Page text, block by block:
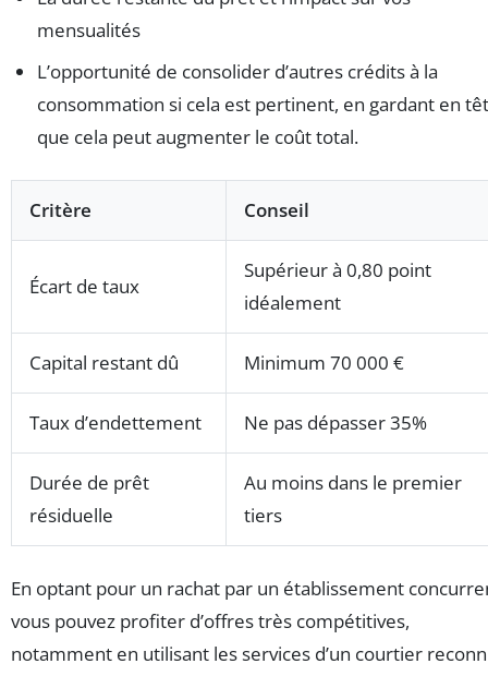
mensualités
L’opportunité de consolider d’autres crédits à la
consommation si cela est pertinent, en gardant en
que cela peut augmenter le coût total.
Critère Conseil
Écart de taux
Supérieur à 0,80 point
idéalement
Capital restant dû Minimum 70 000 €
Taux d’endettement Ne pas dépasser 35%
Durée de prêt
résiduelle
Au moins dans le premier
tiers
En optant pour un rachat par un établissement
vous pouvez profiter d’offres très compétitives,
notamment en utilisant les services d’un courtier